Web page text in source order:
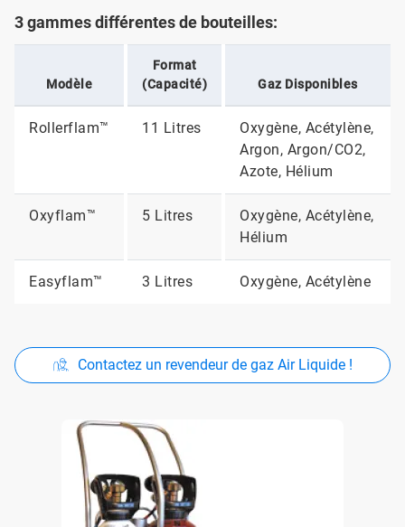
3 gammes différentes de bouteilles:
Modèle
Format
(Capacité)
Gaz Disponibles
Rollerflam™ 11 Litres
Oxygène, Acétylène,
Argon, Argon/CO2,
Azote, Hélium
Oxyflam™ 5 Litres
Oxygène, Acétylène,
Hélium
Easyflam™ 3 Litres Oxygène, Acétylène
Contactez un revendeur de gaz Air Liquide !